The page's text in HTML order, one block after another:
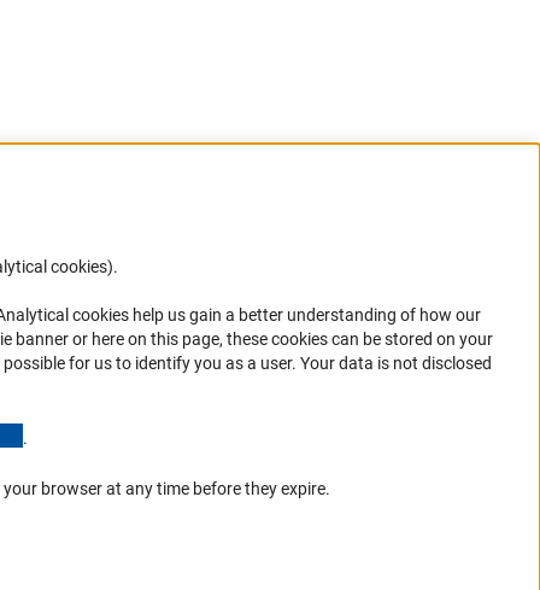
cookies).
cookies help us gain a better understanding of how our
or here on this page, these cookies can be stored on your
for us to identify you as a user. Your data is not disclosed
.
browser at any time before they expire.